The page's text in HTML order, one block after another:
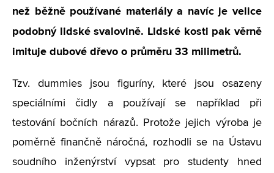
než běžně používané materiály a navíc je velice
podobný lidské svalovině. Lidské kosti pak věrně
imituje dubové dřevo o průměru 33 milimetrů.
Tzv. dummies jsou figuríny, které jsou osazeny
speciálními čidly a používají se například při
testování bočních nárazů. Protože jejich výroba je
poměrně finančně náročná, rozhodli se na Ústavu
soudního inženýrství vypsat pro studenty hned